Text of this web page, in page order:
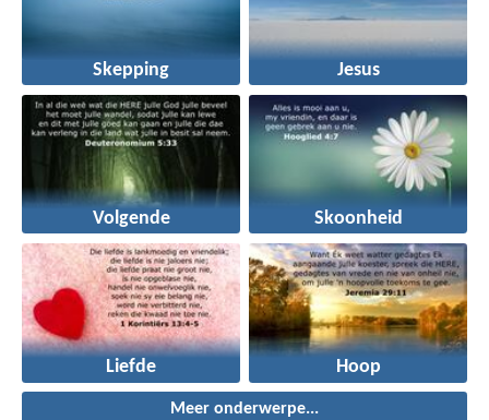
Skepping Jesus
Volgende Skoonheid
Liefde Hoop
Meer onderwerpe...